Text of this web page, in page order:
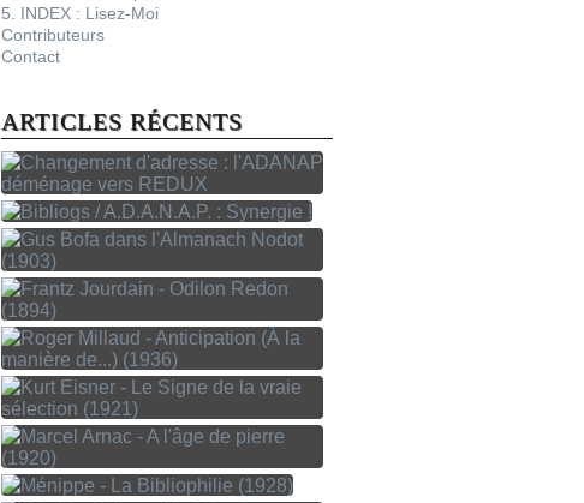
5. INDEX : Lisez-Moi
Contributeurs
Contact
ARTICLES RÉCENTS